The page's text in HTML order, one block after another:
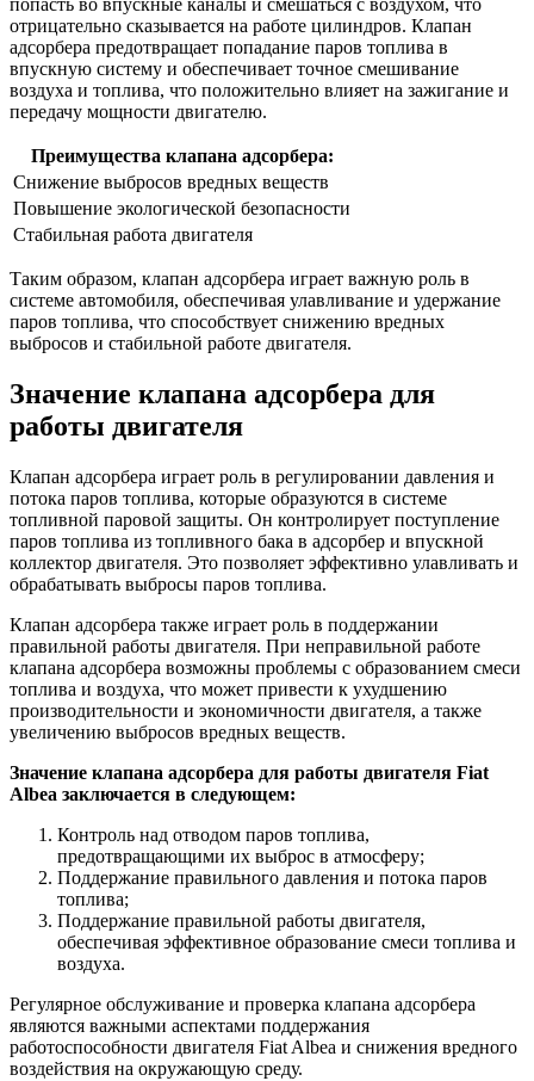
попасть во впускные каналы и смешаться с воздухом, что
отрицательно сказывается на работе цилиндров. Клапан
адсорбера предотвращает попадание паров топлива в
впускную систему и обеспечивает точное смешивание
воздуха и топлива, что положительно влияет на зажигание и
передачу мощности двигателю.
Преимущества клапана адсорбера:
Снижение выбросов вредных веществ
Повышение экологической безопасности
Стабильная работа двигателя
Таким образом, клапан адсорбера играет важную роль в
системе автомобиля, обеспечивая улавливание и удержание
паров топлива, что способствует снижению вредных
выбросов и стабильной работе двигателя.
Значение клапана адсорбера для
работы двигателя
Клапан адсорбера играет роль в регулировании давления и
потока паров топлива, которые образуются в системе
топливной паровой защиты. Он контролирует поступление
паров топлива из топливного бака в адсорбер и впускной
коллектор двигателя. Это позволяет эффективно улавливать и
обрабатывать выбросы паров топлива.
Клапан адсорбера также играет роль в поддержании
правильной работы двигателя. При неправильной работе
клапана адсорбера возможны проблемы с образованием смеси
топлива и воздуха, что может привести к ухудшению
производительности и экономичности двигателя, а также
увеличению выбросов вредных веществ.
Значение клапана адсорбера для работы двигателя Fiat
Albea заключается в следующем:
Контроль над отводом паров топлива,
предотвращающими их выброс в атмосферу;
Поддержание правильного давления и потока паров
топлива;
Поддержание правильной работы двигателя,
обеспечивая эффективное образование смеси топлива и
воздуха.
Регулярное обслуживание и проверка клапана адсорбера
являются важными аспектами поддержания
работоспособности двигателя Fiat Albea и снижения вредного
воздействия на окружающую среду.